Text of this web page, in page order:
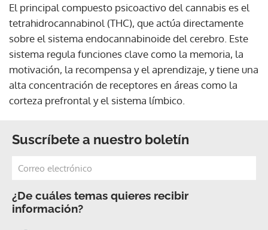
El principal compuesto psicoactivo del cannabis es el
tetrahidrocannabinol (THC), que actúa directamente
sobre el sistema endocannabinoide del cerebro. Este
sistema regula funciones clave como la memoria, la
motivación, la recompensa y el aprendizaje, y tiene una
alta concentración de receptores en áreas como la
corteza prefrontal y el sistema límbico.
Suscríbete a nuestro boletín
¿De cuáles temas quieres recibir
información?